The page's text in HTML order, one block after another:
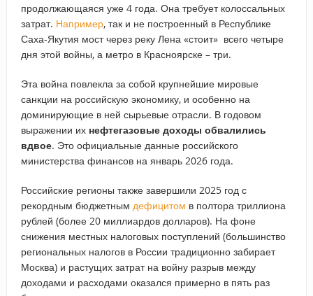
продолжающаяся уже 4 года. Она требует колоссальных
затрат. Например, так и не построенный в Республике
Саха-Якутия мост через реку Лена «стоит» всего четыре
дня этой войны, а метро в Красноярске – три.
Эта война повлекла за собой крупнейшие мировые
санкции на российскую экономику, и особенно на
доминирующие в ней сырьевые отрасли. В годовом
выражении их нефтегазовые доходы обвалились
вдвое. Это официальные данные российского
министерства финансов на январь 2026 года.
Российские регионы также завершили 2025 год с
рекордным бюджетным дефицитом в полтора триллиона
рублей (более 20 миллиардов долларов). На фоне
снижения местных налоговых поступлений (большинство
региональных налогов в России традиционно забирает
Москва) и растущих затрат на войну разрыв между
доходами и расходами оказался примерно в пять раз